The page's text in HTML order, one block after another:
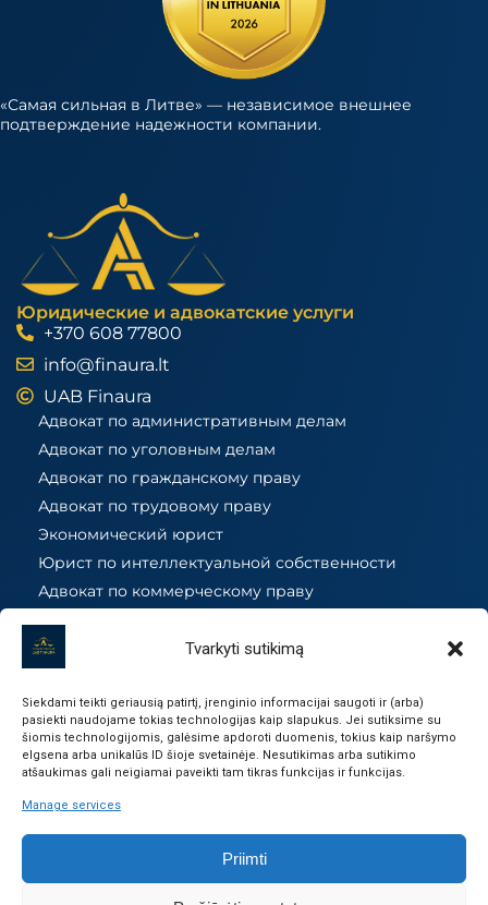
Tvarkyti sutikimą
Siekdami teikti geriausią patirtį, įrenginio informacijai saugoti ir (arba)
pasiekti naudojame tokias technologijas kaip slapukus. Jei sutiksime su
šiomis technologijomis, galėsime apdoroti duomenis, tokius kaip naršymo
elgsena arba unikalūs ID šioje svetainėje. Nesutikimas arba sutikimo
atšaukimas gali neigiamai paveikti tam tikras funkcijas ir funkcijas.
Manage services
Priimti
«Самая сильная в Литве» — независимое внешнее
подтверждение надежности компании.
Юридические и адвокатские услуги
+370 608 77800
info@finaura.lt
UAB Finaura
Адвокат по административным делам
Адвокат по уголовным делам
Адвокат по гражданскому праву
Адвокат по трудовому праву
Экономический юрист
Юрист по интеллектуальной собственности
Адвокат по коммерческому праву
Налоговый юрист
Юрист по обязательствам и контрактам
Адвокат по семейному праву
Адвокат по разводам
Юрист по государственным закупкам